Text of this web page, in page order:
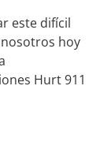
este difícil
hoy
Hurt 911